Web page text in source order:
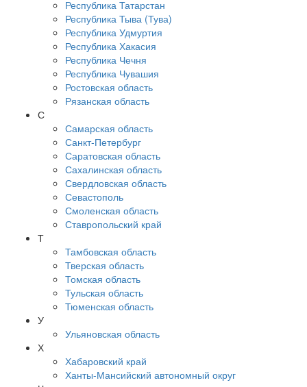
Республика Татарстан
Республика Тыва (Тува)
Республика Удмуртия
Республика Хакасия
Республика Чечня
Республика Чувашия
Ростовская область
Рязанская область
С
Самарская область
Санкт-Петербург
Саратовская область
Сахалинская область
Свердловская область
Севастополь
Смоленская область
Ставропольский край
Т
Тамбовская область
Тверская область
Томская область
Тульская область
Тюменская область
У
Ульяновская область
Х
Хабаровский край
Ханты-Мансийский автономный округ